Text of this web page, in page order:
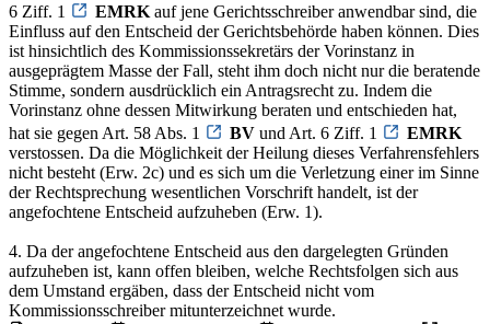
6 Ziff. 1
EMRK auf jene Gerichtsschreiber anwendbar sind, die
Einfluss auf den Entscheid der Gerichtsbehörde haben können. Dies
ist hinsichtlich des Kommissionssekretärs der Vorinstanz in
ausgeprägtem Masse der Fall, steht ihm doch nicht nur die beratende
Stimme, sondern ausdrücklich ein Antragsrecht zu. Indem die
Vorinstanz ohne dessen Mitwirkung beraten und entschieden hat,
hat sie gegen Art. 58 Abs. 1
BV und Art. 6 Ziff. 1
EMRK
verstossen. Da die Möglichkeit der Heilung dieses Verfahrensfehlers
nicht besteht (Erw. 2c) und es sich um die Verletzung einer im Sinne
der Rechtsprechung wesentlichen Vorschrift handelt, ist der
angefochtene Entscheid aufzuheben (Erw. 1).
4. Da der angefochtene Entscheid aus den dargelegten Gründen
aufzuheben ist, kann offen bleiben, welche Rechtsfolgen sich aus
dem Umstand ergäben, dass der Entscheid nicht vom
Kommissionsschreiber mitunterzeichnet wurde.